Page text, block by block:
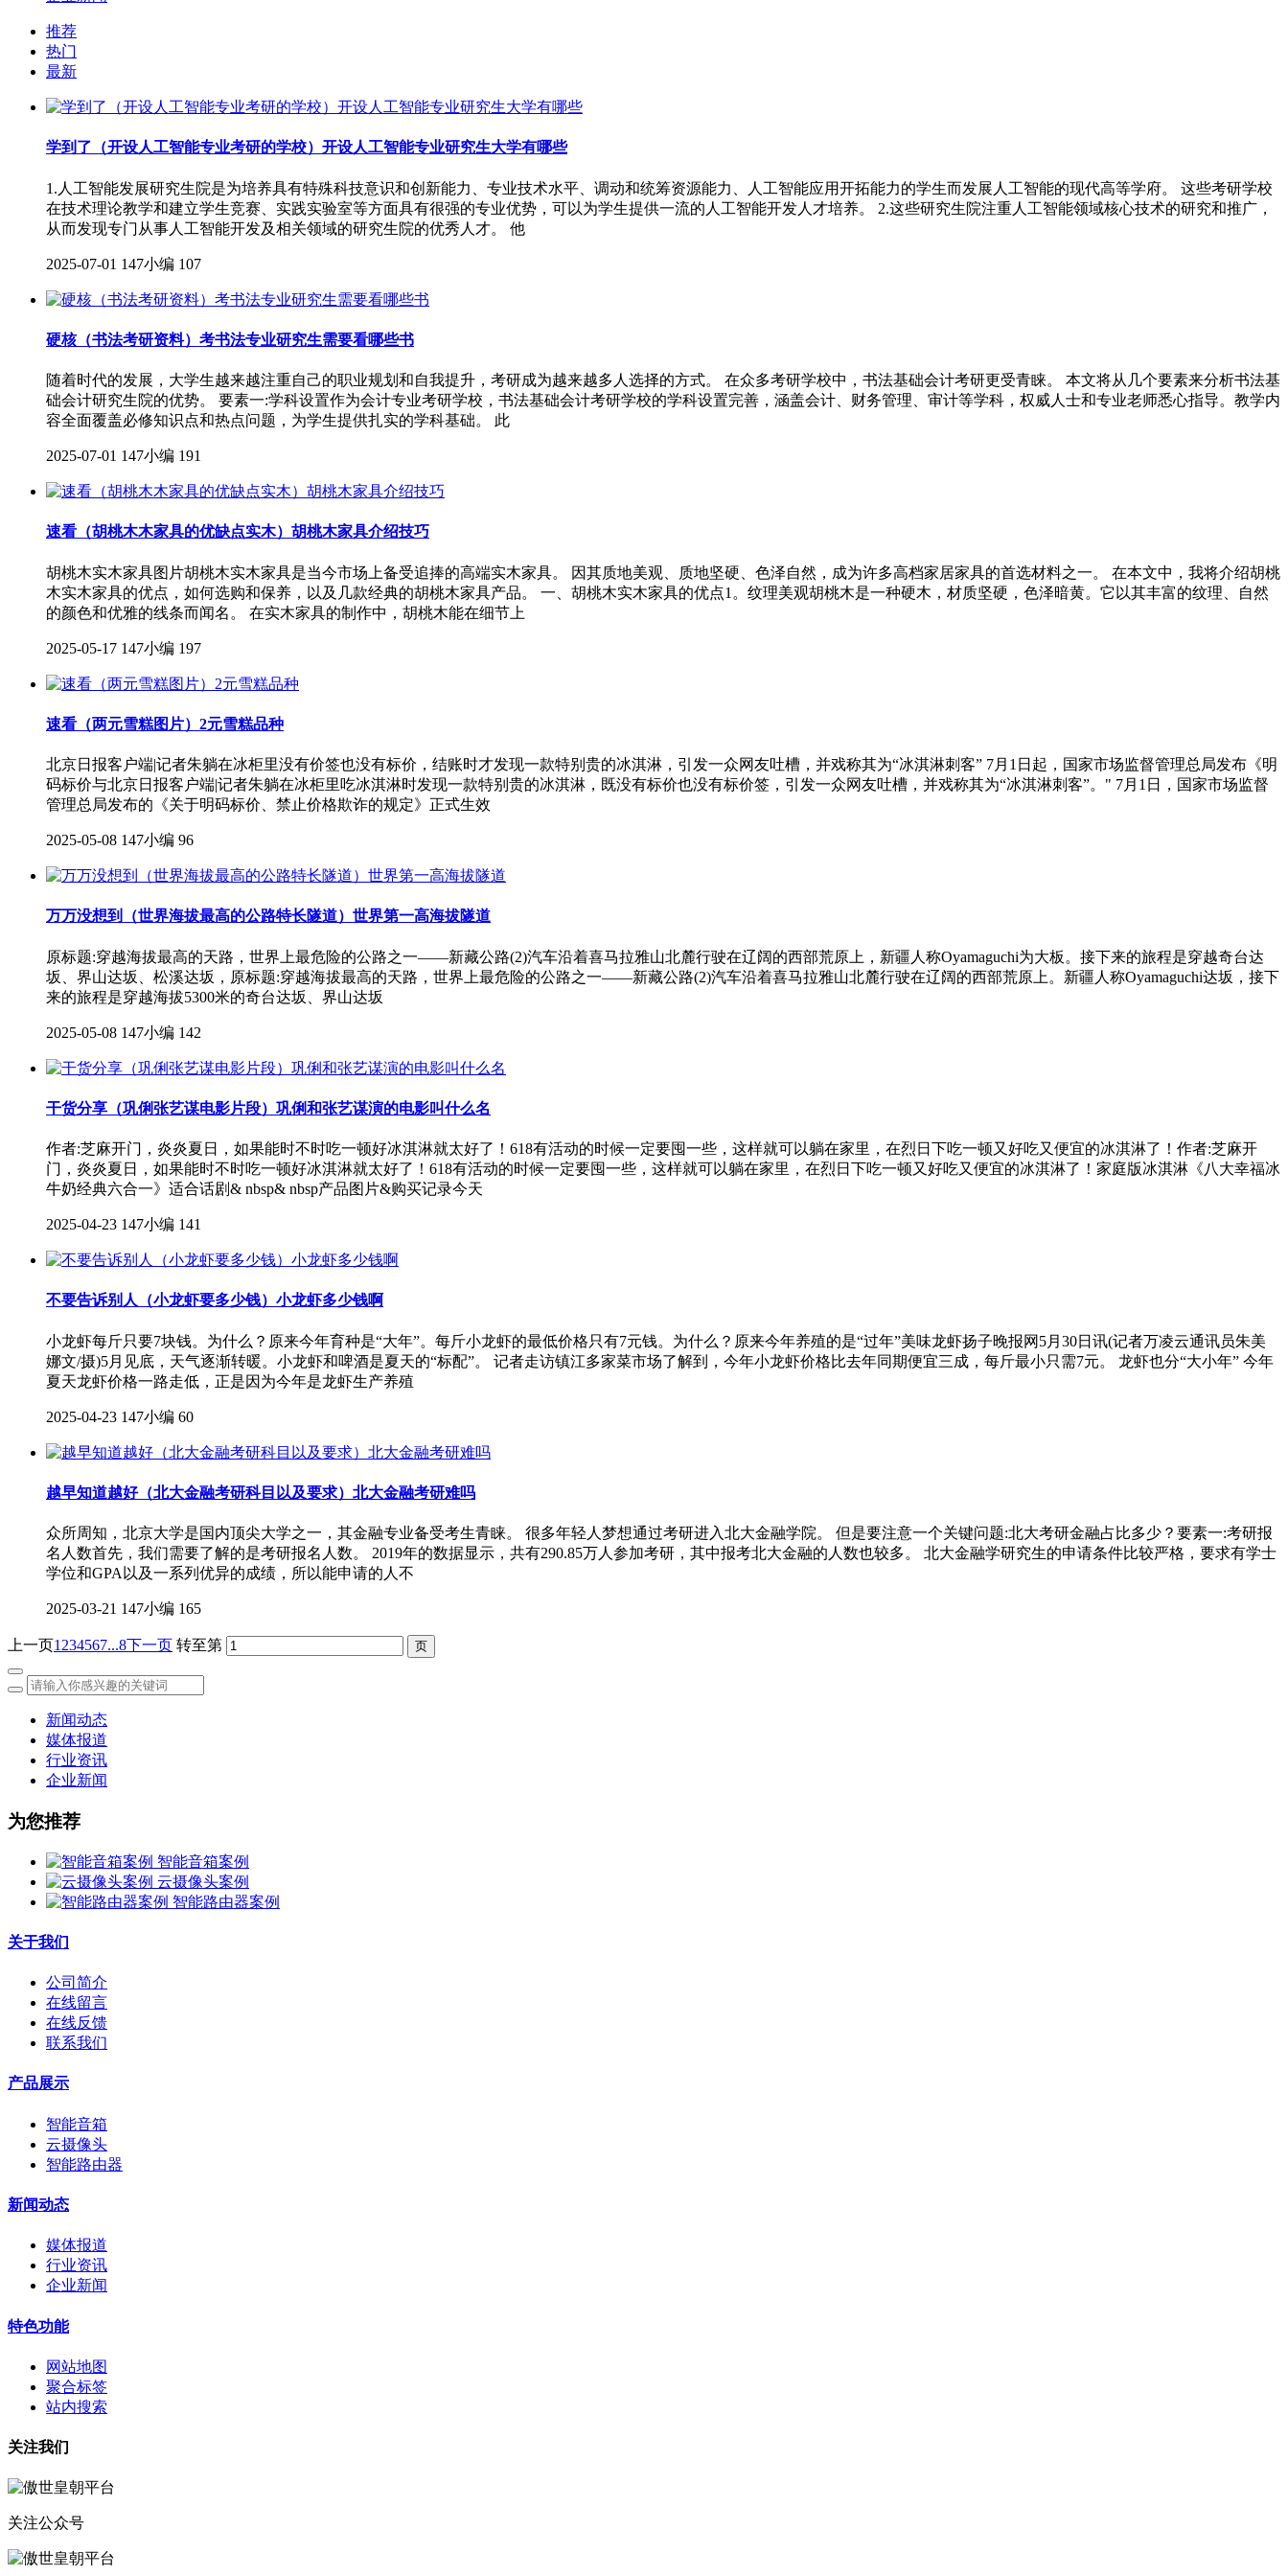
推荐
热门
最新
学到了（开设人工智能专业考研的学校）开设人工智能专业研究生大学有哪些
1.人工智能发展研究生院是为培养具有特殊科技意识和创新能力、专业技术水平、调动和统筹资源能力、人工智能应用开拓能力的学生而发展人工智能的现代高等学府。 这些考研学校
在技术理论教学和建立学生竞赛、实践实验室等方面具有很强的专业优势，可以为学生提供一流的人工智能开发人才培养。 2.这些研究生院注重人工智能领域核心技术的研究和推广，
从而发现专门从事人工智能开发及相关领域的研究生院的优秀人才。 他
2025-07-01 147小编 107
硬核（书法考研资料）考书法专业研究生需要看哪些书
随着时代的发展，大学生越来越注重自己的职业规划和自我提升，考研成为越来越多人选择的方式。 在众多考研学校中，书法基础会计考研更受青睐。 本文将从几个要素来分析书法基
础会计研究生院的优势。 要素一:学科设置作为会计专业考研学校，书法基础会计考研学校的学科设置完善，涵盖会计、财务管理、审计等学科，权威人士和专业老师悉心指导。教学内
容全面覆盖必修知识点和热点问题，为学生提供扎实的学科基础。 此
2025-07-01 147小编 191
速看（胡桃木木家具的优缺点实木）胡桃木家具介绍技巧
胡桃木实木家具图片胡桃木实木家具是当今市场上备受追捧的高端实木家具。 因其质地美观、质地坚硬、色泽自然，成为许多高档家居家具的首选材料之一。 在本文中，我将介绍胡桃
木实木家具的优点，如何选购和保养，以及几款经典的胡桃木家具产品。 一、胡桃木实木家具的优点1。纹理美观胡桃木是一种硬木，材质坚硬，色泽暗黄。它以其丰富的纹理、自然
的颜色和优雅的线条而闻名。 在实木家具的制作中，胡桃木能在细节上
2025-05-17 147小编 197
速看（两元雪糕图片）2元雪糕品种
北京日报客户端|记者朱躺在冰柜里没有价签也没有标价，结账时才发现一款特别贵的冰淇淋，引发一众网友吐槽，并戏称其为“冰淇淋刺客” 7月1日起，国家市场监督管理总局发布《明
码标价与北京日报客户端|记者朱躺在冰柜里吃冰淇淋时发现一款特别贵的冰淇淋，既没有标价也没有标价签，引发一众网友吐槽，并戏称其为“冰淇淋刺客”。" 7月1日，国家市场监督
管理总局发布的《关于明码标价、禁止价格欺诈的规定》正式生效
2025-05-08 147小编 96
万万没想到（世界海拔最高的公路特长隧道）世界第一高海拔隧道
原标题:穿越海拔最高的天路，世界上最危险的公路之一——新藏公路(2)汽车沿着喜马拉雅山北麓行驶在辽阔的西部荒原上，新疆人称Oyamaguchi为大板。接下来的旅程是穿越奇台达
坂、界山达坂、松溪达坂，原标题:穿越海拔最高的天路，世界上最危险的公路之一——新藏公路(2)汽车沿着喜马拉雅山北麓行驶在辽阔的西部荒原上。新疆人称Oyamaguchi达坂，接下
来的旅程是穿越海拔5300米的奇台达坂、界山达坂
2025-05-08 147小编 142
干货分享（巩俐张艺谋电影片段）巩俐和张艺谋演的电影叫什么名
作者:芝麻开门，炎炎夏日，如果能时不时吃一顿好冰淇淋就太好了！618有活动的时候一定要囤一些，这样就可以躺在家里，在烈日下吃一顿又好吃又便宜的冰淇淋了！作者:芝麻开
门，炎炎夏日，如果能时不时吃一顿好冰淇淋就太好了！618有活动的时候一定要囤一些，这样就可以躺在家里，在烈日下吃一顿又好吃又便宜的冰淇淋了！家庭版冰淇淋《八大幸福冰
牛奶经典六合一》适合话剧& nbsp& nbsp产品图片&购买记录今天
2025-04-23 147小编 141
不要告诉别人（小龙虾要多少钱）小龙虾多少钱啊
小龙虾每斤只要7块钱。为什么？原来今年育种是“大年”。每斤小龙虾的最低价格只有7元钱。为什么？原来今年养殖的是“过年”美味龙虾扬子晚报网5月30日讯(记者万凌云通讯员朱美
娜文/摄)5月见底，天气逐渐转暖。小龙虾和啤酒是夏天的“标配”。 记者走访镇江多家菜市场了解到，今年小龙虾价格比去年同期便宜三成，每斤最小只需7元。 龙虾也分“大小年” 今年
夏天龙虾价格一路走低，正是因为今年是龙虾生产养殖
2025-04-23 147小编 60
越早知道越好（北大金融考研科目以及要求）北大金融考研难吗
众所周知，北京大学是国内顶尖大学之一，其金融专业备受考生青睐。 很多年轻人梦想通过考研进入北大金融学院。 但是要注意一个关键问题:北大考研金融占比多少？要素一:考研报
名人数首先，我们需要了解的是考研报名人数。 2019年的数据显示，共有290.85万人参加考研，其中报考北大金融的人数也较多。 北大金融学研究生的申请条件比较严格，要求有学士
学位和GPA以及一系列优异的成绩，所以能申请的人不
2025-03-21 147小编 165
上一页1 234567...8下一页 转至第
新闻动态
媒体报道
行业资讯
企业新闻
为您推荐
智能音箱案例
云摄像头案例
智能路由器案例
关于我们
公司简介
在线留言
在线反馈
联系我们
产品展示
智能音箱
云摄像头
智能路由器
新闻动态
媒体报道
行业资讯
企业新闻
特色功能
网站地图
聚合标签
站内搜索
关注我们
关注公众号